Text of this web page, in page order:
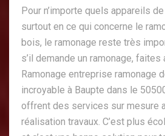
Pour n’importe quels appareils
surtout en ce qui concerne le
bois, le ramonage reste très
s’il demande un ramonage, faites
Ramonage entreprise ramonage
incroyable à Baupte dans le
offrent des services sur mesure
réalisation travaux. C’est plus